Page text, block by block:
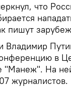
что
пишут
Владимир
в
"Манеж". На
журналистов.